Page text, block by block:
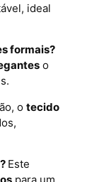
ideal
formais?
o
o tecido
Este